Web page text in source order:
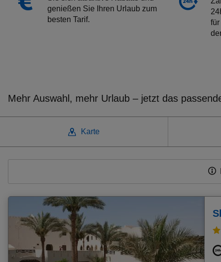
genießen Sie Ihren Urlaub zum
besten Tarif.
Mehr Auswahl, mehr Urlaub – jetzt das
Karte
Frühbucher Agia Pelagia Angebote
Frühbucher Psalidi Angebote
Frühbucher Gouves Angebote
Frühbucher Adelianos Kampos Angebote
Frühbucher Sigacik Angebote
Frühbucher Roda Angebote